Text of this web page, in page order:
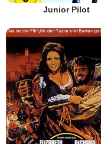
Junior Pilot